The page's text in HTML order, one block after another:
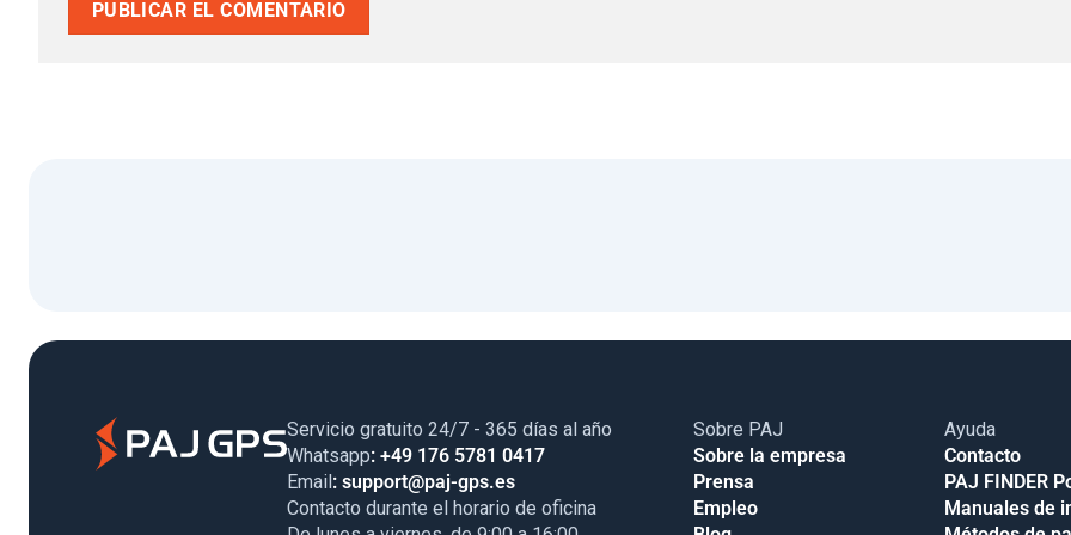
Servicio gratuito 24/7 - 365 días al año
Whatsapp: +49 176 5781 0417
Email : support@paj-gps.es
Contacto durante el horario de oficina
Sobre PAJ
Sobre la empresa
Prensa
Empleo
Ayuda
Contacto
PAJ FINDER
Manuales de